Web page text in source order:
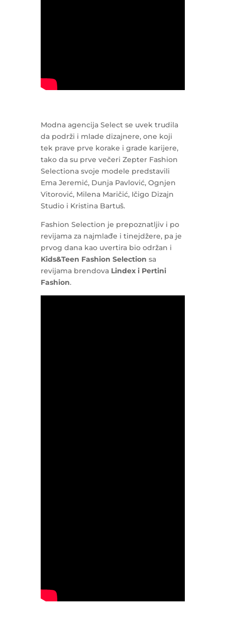
Modna agencija Select se uvek trudila
da podrži i mlade dizajnere, one koji
tek prave prve korake i grade karijere,
tako da su prve večeri Zepter Fashion
Selectiona svoje modele predstavili
Ema Jeremić, Dunja Pavlović, Ognjen
Vitorović, Milena Maričić, Ičigo Dizajn
Studio i Kristina Bartuš.
Fashion Selection je prepoznatljiv i po
revijama za najmlađe i tinejdžere, pa je
prvog dana kao uvertira bio održan i
Kids&Teen Fashion Selection sa
revijama brendova Lindex i Pertini
Fashion.